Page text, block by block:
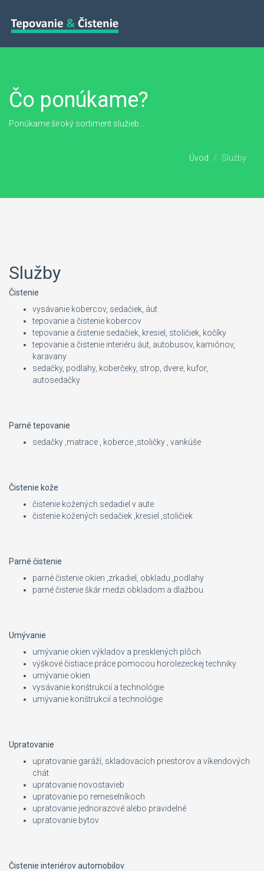
Čo ponúkame?
Ponúkame široký sortiment služieb...
Úvod Služby
Služby
Čistenie
vysávanie kobercov, sedačiek, áut
tepovanie a čistenie kobercov
tepovanie a čistenie sedačiek, kresiel, stoličiek, kočíky
tepovanie a čistenie interiéru áut, autobusov, kamiónov,
karavany
sedačky, podlahy, koberčeky, strop, dvere, kufor,
autosedačky
Parné tepovanie
sedačky ,matrace , koberce ,stoličky , vankúše
Čistenie kože
čistenie kožených sedadiel v aute
čistenie kožených sedačiek ,kresiel ,stoličiek
Parné čistenie
parné čistenie okien ,zrkadiel, obkladu ,podlahy
parné čistenie škár medzi obkladom a dlažbou
Umývanie
umývanie okien výkladov a presklených plôch
výškové čistiace práce pomocou horolezeckej techniky
umývanie okien
vysávanie konštrukcií a technológie
umývanie konštrukcií a technológie
Upratovanie
upratovanie garáží, skladovacích priestorov a víkendových
chát
upratovanie novostavieb
upratovanie po remeselníkoch
upratovanie jednorazové alebo pravidelné
upratovanie bytov
Čistenie interiérov automobilov